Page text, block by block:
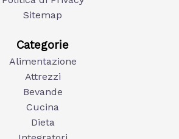
Sitemap
Categorie
Alimentazione
Attrezzi
Bevande
Cucina
Dieta